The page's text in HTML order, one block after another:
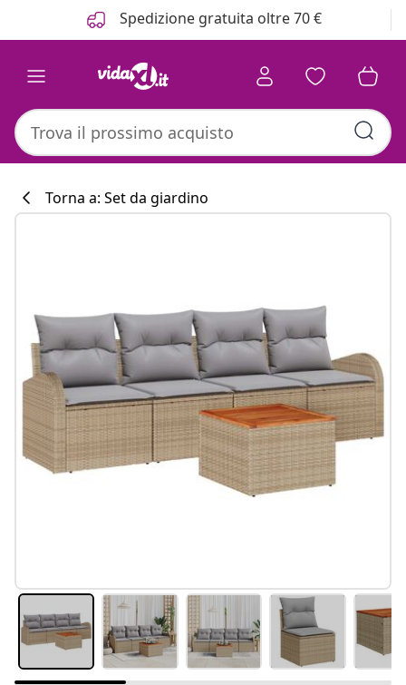
Spedizione gratuita oltre 70 €
Torna a: Set da giardino